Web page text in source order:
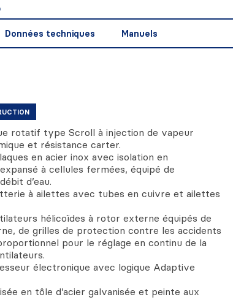
Données techniques Manuels
rotatif type Scroll à injection de vapeur
et résistance carter.
en acier inox avec isolation en
à cellules fermées, équipé de
d’eau.
à ailettes avec tubes en cuivre et ailettes
hélicoïdes à rotor externe équipés de
de grilles de protection contre les accidents
pour le réglage en continu de la
électronique avec logique Adaptive
en tôle d’acier galvanisée et peinte aux